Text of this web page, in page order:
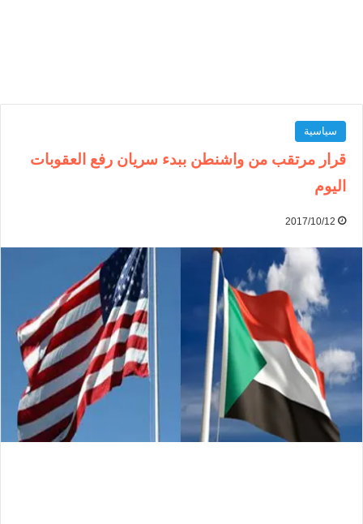
سياسية
قرار مرتقب من واشنطن ببدء سريان رفع العقوبات
اليوم
2017/10/12